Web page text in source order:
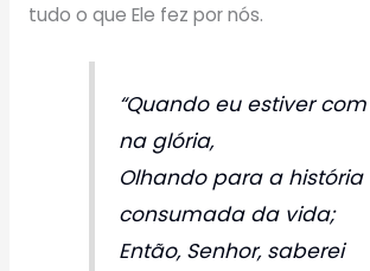
tudo o que Ele fez por nós.
“Quando eu estiver
na glória,
Olhando para a história
consumada da vida;
Então, Senhor, saberei